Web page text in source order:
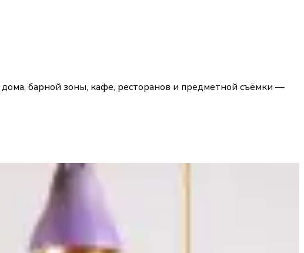
барной зоны, кафе, ресторанов и предметной съёмки —